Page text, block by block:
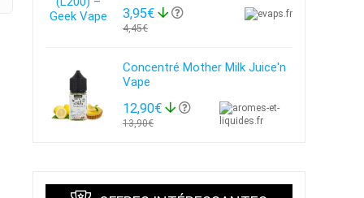
3,95€
4,45€
Concentré Mother Milk Juice'n
Vape
12,90€
13,90€